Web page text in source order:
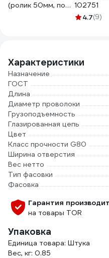
(ролик 50мм, под
102751
4.7(9)
Характеристики
Назначение
ГОСТ
Длина
Диаметр проволоки
Грузоподъемность
Глазированная цепь
Цвет
Класс прочности G80
Ширина отверстия
Вес нетто
Тип фасовки
Фасовка
Гарантия
на товары TOR
Упаковка
Единица товара: Штука
Вес, кг: 0.85